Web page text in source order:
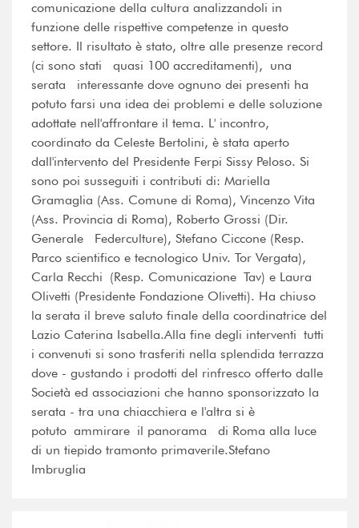
comunicazione della cultura analizzandoli in
funzione delle rispettive competenze in questo
settore. Il risultato è stato, oltre alle presenze record
(ci sono stati quasi 100 accreditamenti), una
serata interessante dove ognuno dei presenti ha
potuto farsi una idea dei problemi e delle soluzione
adottate nell'affrontare il tema. L' incontro,
coordinato da Celeste Bertolini, è stata aperto
dall'intervento del Presidente Ferpi Sissy Peloso. Si
sono poi susseguiti i contributi di: Mariella
Gramaglia (Ass. Comune di Roma), Vincenzo Vita
(Ass. Provincia di Roma), Roberto Grossi (Dir.
Generale Federculture), Stefano Ciccone (Resp.
Parco scientifico e tecnologico Univ. Tor Vergata),
Carla Recchi (Resp. Comunicazione Tav) e Laura
Olivetti (Presidente Fondazione Olivetti). Ha chiuso
la serata il breve saluto finale della coordinatrice del
Lazio Caterina Isabella.Alla fine degli interventi tutti
i convenuti si sono trasferiti nella splendida terrazza
dove - gustando i prodotti del rinfresco offerto dalle
Società ed associazioni che hanno sponsorizzato la
serata - tra una chiacchiera e l'altra si è
potuto ammirare il panorama di Roma alla luce
di un tiepido tramonto primaverile.Stefano
Imbruglia